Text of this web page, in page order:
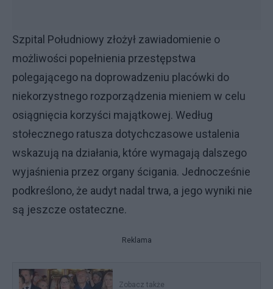
Szpital Południowy złożył zawiadomienie o
możliwości popełnienia przestępstwa
polegającego na doprowadzeniu placówki do
niekorzystnego rozporządzenia mieniem w celu
osiągnięcia korzyści majątkowej. Według
stołecznego ratusza dotychczasowe ustalenia
wskazują na działania, które wymagają dalszego
wyjaśnienia przez organy ścigania. Jednocześnie
podkreślono, że audyt nadal trwa, a jego wyniki nie
są jeszcze ostateczne.
Reklama
Zobacz także